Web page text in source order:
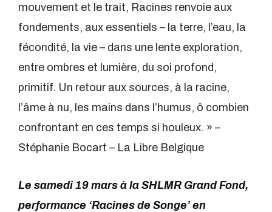
mouvement et le trait, Racines renvoie aux
fondements, aux essentiels – la terre, l’eau, la
fécondité, la vie – dans une lente exploration,
entre ombres et lumière, du soi profond,
primitif. Un retour aux sources, à la racine,
l’âme à nu, les mains dans l’humus, ô combien
confrontant en ces temps si houleux. » –
Stéphanie Bocart – La Libre Belgique
Le samedi 19 mars à la SHLMR Grand Fond,
performance ‘Racines de Songe’ en